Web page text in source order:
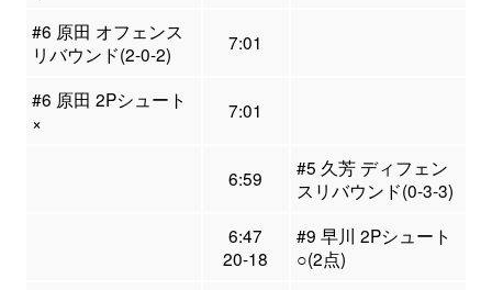
#6 原田 オフェンス
リバウンド(2-0-2)
7:01
#6 原田 2Pシュート
×
7:01
6:59
#5 久芳 ディフェン
スリバウンド(0-3-3)
6:47
20-18
#9 早川 2Pシュート
○(2点)